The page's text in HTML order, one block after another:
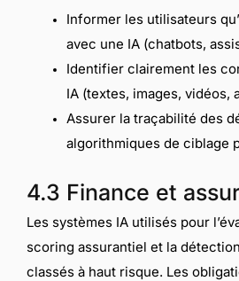
Informer les utilisateurs
avec une IA (chatbots,
Identifier clairement les
IA (textes, images, vidéos,
Assurer la traçabilité des
algorithmiques de ciblage
4.3 Finance et
Les systèmes IA utilisés pour
scoring assurantiel et la
classés à haut risque. Les